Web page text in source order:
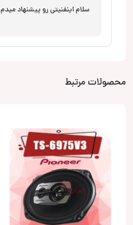
سلام اینفنیتی رو پیشنهاد میدم
محصولات مرتبط